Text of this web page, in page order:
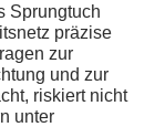
Sprungtuch
präzise
zur
und zur
riskiert nicht
unter